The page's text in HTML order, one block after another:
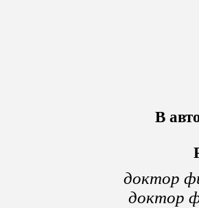
В
доктор
доктор